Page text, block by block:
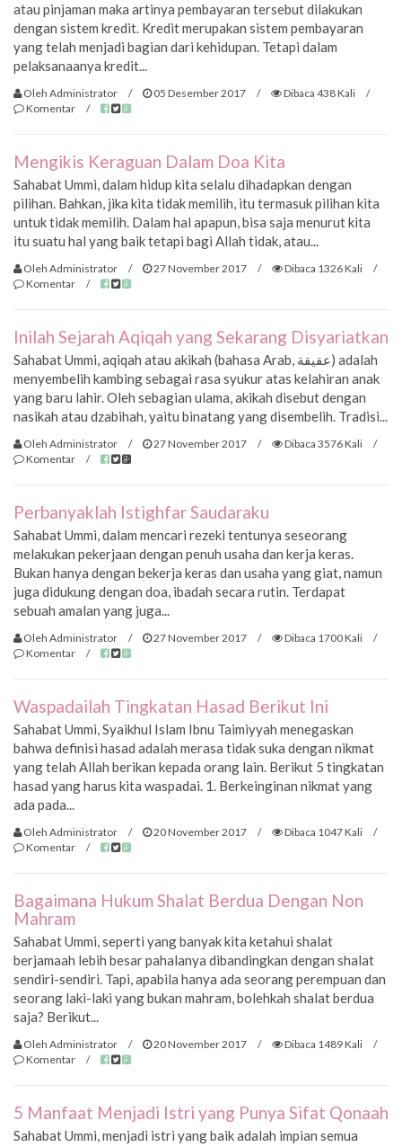
atau pinjaman maka artinya pembayaran tersebut dilakukan
dengan sistem kredit. Kredit merupakan sistem pembayaran
yang telah menjadi bagian dari kehidupan. Tetapi dalam
pelaksanaanya kredit...
Oleh Administrator / 05 Desember 2017 / Dibaca 438 Kali
/
Komentar
/
Mengikis Keraguan Dalam Doa Kita
Sahabat Ummi, dalam hidup kita selalu dihadapkan dengan
pilihan. Bahkan, jika kita tidak memilih, itu termasuk pilihan kita
untuk tidak memilih. Dalam hal apapun, bisa saja menurut kita
itu suatu hal yang baik tetapi bagi Allah tidak, atau...
Oleh Administrator / 27 November 2017 / Dibaca 1326 Kali
/
Komentar
/
Inilah Sejarah Aqiqah yang Sekarang Disyariatkan
Sahabat Ummi, aqiqah atau akikah (bahasa Arab, عقيقة) adalah
menyembelih kambing sebagai rasa syukur atas kelahiran anak
yang baru lahir. Oleh sebagian ulama, akikah disebut dengan
nasikah atau dzabihah, yaitu binatang yang disembelih. Tradisi...
Oleh Administrator / 27 November 2017 / Dibaca 3576 Kali
/
Komentar
/
Perbanyaklah Istighfar Saudaraku
Sahabat Ummi, dalam mencari rezeki tentunya seseorang
melakukan pekerjaan dengan penuh usaha dan kerja keras.
Bukan hanya dengan bekerja keras dan usaha yang giat, namun
juga didukung dengan doa, ibadah secara rutin. Terdapat
sebuah amalan yang juga...
Oleh Administrator / 27 November 2017 / Dibaca 1700 Kali
/
Komentar
/
Waspadailah Tingkatan Hasad Berikut Ini
Sahabat Ummi, Syaikhul Islam Ibnu Taimiyyah menegaskan
bahwa definisi hasad adalah merasa tidak suka dengan nikmat
yang telah Allah berikan kepada orang lain. Berikut 5 tingkatan
hasad yang harus kita waspadai. 1. Berkeinginan nikmat yang
ada pada...
Oleh Administrator / 20 November 2017 / Dibaca 1047 Kali
/
Komentar
/
Bagaimana Hukum Shalat Berdua Dengan Non
Mahram
Sahabat Ummi, seperti yang banyak kita ketahui shalat
berjamaah lebih besar pahalanya dibandingkan dengan shalat
sendiri-sendiri. Tapi, apabila hanya ada seorang perempuan dan
seorang laki-laki yang bukan mahram, bolehkah shalat berdua
saja? Berikut...
Oleh Administrator / 20 November 2017 / Dibaca 1489 Kali
/
Komentar
/
5 Manfaat Menjadi Istri yang Punya Sifat Qonaah
Sahabat Ummi, menjadi istri yang baik adalah impian semua